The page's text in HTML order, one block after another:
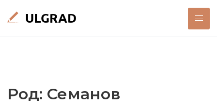
Род: Семанов